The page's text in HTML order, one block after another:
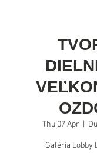
Thu 07 Apr
Galéria Lobby